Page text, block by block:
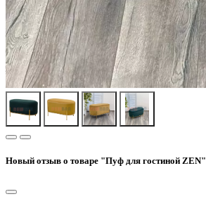
Новый отзыв о товаре "Пуф для гостиной ZEN"